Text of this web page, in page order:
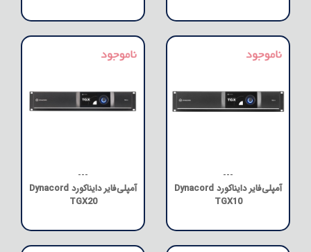
---
آمپلی‌فایر دایناکورد Dynacord
TGX10
---
آمپلی‌فایر دایناکورد Dynacord
TGX20